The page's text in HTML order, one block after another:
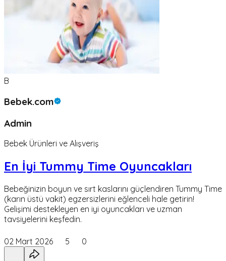
B
Bebek.com
Admin
Bebek Ürünleri ve Alışveriş
En İyi Tummy Time Oyuncakları
Bebeğinizin boyun ve sırt kaslarını güçlendiren Tummy Time
(karın üstü vakit) egzersizlerini eğlenceli hale getirin!
Gelişimi destekleyen en iyi oyuncakları ve uzman
tavsiyelerini keşfedin.
02 Mart 2026 5 0